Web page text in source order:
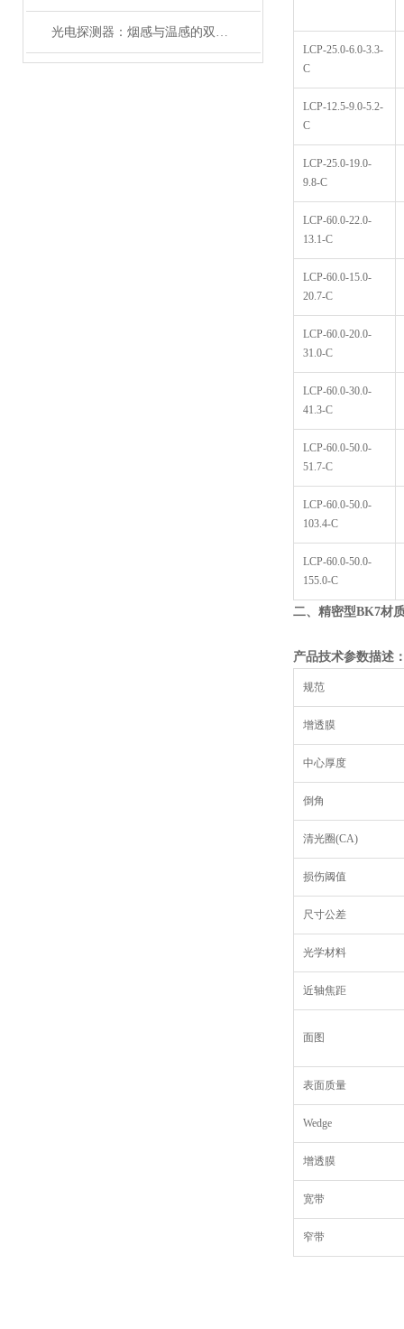
光电探测器：烟感与温感的双重角色
LCP-25.0-6.0-3.3-
C
LCP-12.5-9.0-5.2-
C
LCP-25.0-19.0-
9.8-C
LCP-60.0-22.0-
13.1-C
LCP-60.0-15.0-
20.7-C
LCP-60.0-20.0-
31.0-C
LCP-60.0-30.0-
41.3-C
LCP-60.0-50.0-
51.7-C
LCP-60.0-50.0-
103.4-C
LCP-60.0-50.0-
155.0-C
二、精密型BK7材
产品技术参数描述
规范
增透膜
中心厚度
倒角
清光圈(CA)
损伤阈值
尺寸公差
光学材料
近轴焦距
面图
表面质量
Wedge
增透膜
宽带
窄带